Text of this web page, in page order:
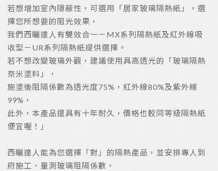
若想增加室內隱蔽性，可選用「居家玻璃隔熱紙」，選
擇您所想要的阻光效果，
我們西曬達人有雙效合一－MX系列隔熱紙及紅外線吸
收型－UR系列隔熱紙提供選擇。
若不想改變玻璃外觀，建議使用具高透光的「玻璃隔熱
奈米塗料」，
施塗後阻隔係數為透光度75%，紅外線80%及紫外線
99%，
此外，本產品還具有十年耐久，價格也較同等級隔熱紙
便宜喔！」
西曬達人能為您選擇「對」的隔熱產品，並安排專人到
府施工、量測玻璃阻隔係數，